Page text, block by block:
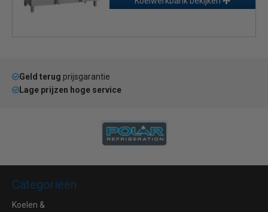
Geld terug prijsgarantie
Lage prijzen hoge service
Categorieën
Koelen &